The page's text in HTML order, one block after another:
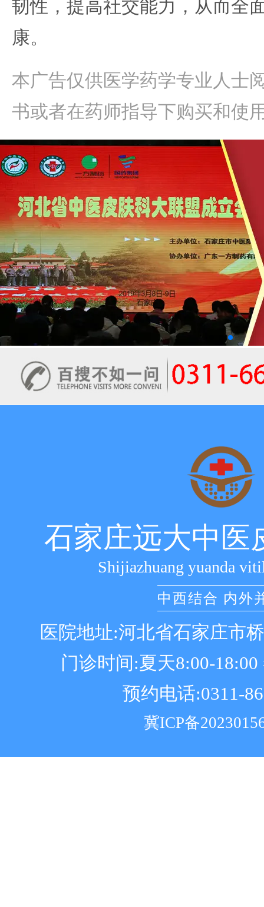
韧性，提高社交能力，从而全
康。
本广告仅供医学药学专业人士
书或者在药师指导下购买和使
石家庄远大中医
Shijiazhuang yuanda
中西结合 内外
医院地址:河北省石家庄市
门诊时间:夏天8:00-18:00
预约电话:0311-
冀ICP备